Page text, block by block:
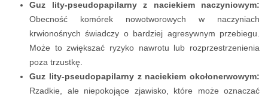
Guz lity-pseudopapilarny z naciekiem naczyniowym:
Obecność komórek nowotworowych w naczyniach
krwionośnych świadczy o bardziej agresywnym przebiegu.
Może to zwiększać ryzyko nawrotu lub rozprzestrzenienia
poza trzustkę.
Guz lity-pseudopapilarny z naciekiem okołonerwowym:
Rzadkie, ale niepokojące zjawisko, które może oznaczać